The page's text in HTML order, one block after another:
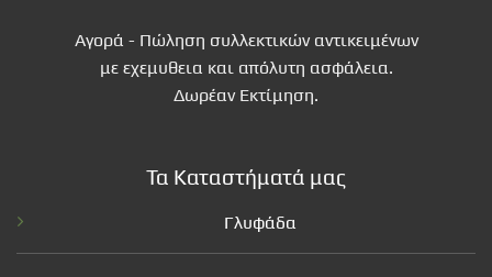
Αγορά - Πώληση συλλεκτικών αντικειμένων
με εχεμυθεια και απόλυτη ασφάλεια.
Δωρέαν Εκτίμηση.
Τα Καταστήματά μας
Γλυφάδα